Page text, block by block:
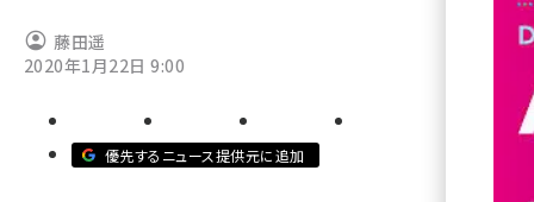
アスクル (1119)
base (1077)
ビィ・フォアード (773)
revico (740)
藤田遥
2020年1月22日 9:00
優先するニュース提供元に追加